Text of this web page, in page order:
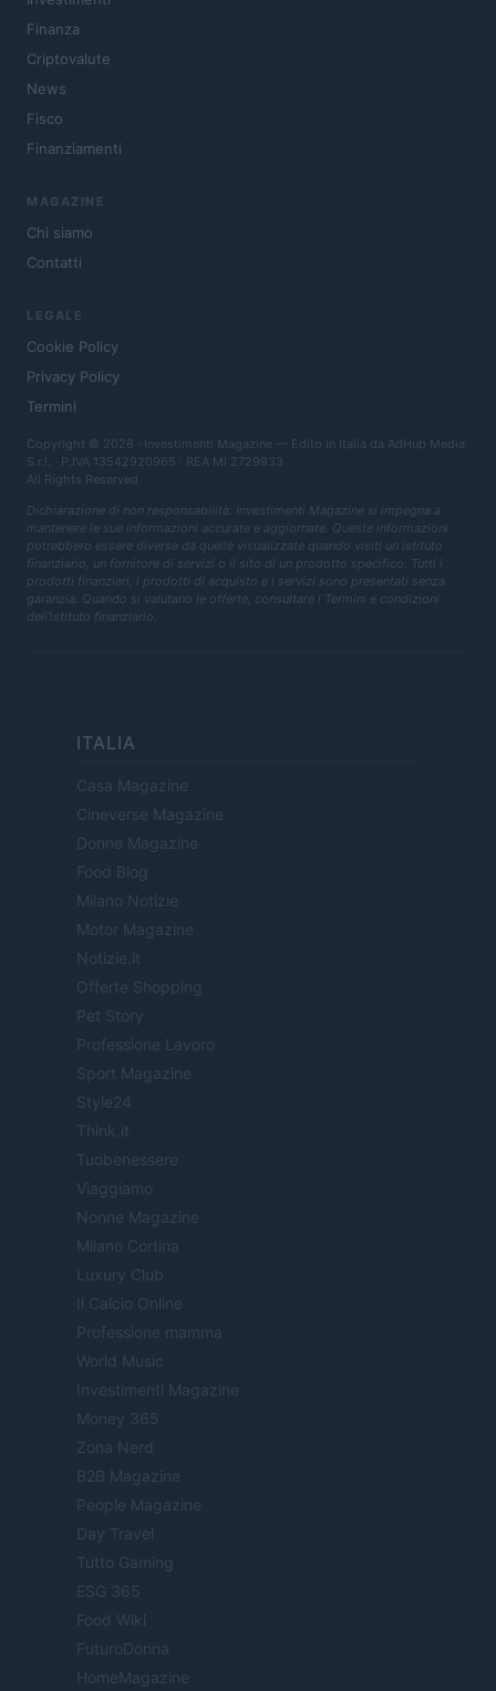
Finanza
Criptovalute
News
Fisco
Finanziamenti
MAGAZINE
Chi siamo
Contatti
LEGALE
Cookie Policy
Privacy Policy
Termini
Copyright © 2026 · Investimenti Magazine — Edito in Italia da AdHub Media
S.r.l. · P.IVA 13542920965 · REA MI 2729933
All Rights Reserved
Dichiarazione di non responsabilità: Investimenti Magazine si impegna a
mantenere le sue informazioni accurate e aggiornate. Queste informazioni
potrebbero essere diverse da quelle visualizzate quando visiti un istituto
finanziario, un fornitore di servizi o il sito di un prodotto specifico. Tutti i
prodotti finanziari, i prodotti di acquisto e i servizi sono presentati senza
garanzia. Quando si valutano le offerte, consultare i Termini e condizioni
dell'istituto finanziario.
ITALIA
Casa Magazine
Cineverse Magazine
Donne Magazine
Food Blog
Milano Notizie
Motor Magazine
Notizie.it
Offerte Shopping
Pet Story
Professione Lavoro
Sport Magazine
Style24
Think.it
Tuobenessere
Viaggiamo
Nonne Magazine
Milano Cortina
Luxury Club
Il Calcio Online
Professione mamma
World Music
Investimenti Magazine
Money 365
Zona Nerd
B2B Magazine
People Magazine
Day Travel
Tutto Gaming
ESG 365
Food Wiki
FuturoDonna
HomeMagazine